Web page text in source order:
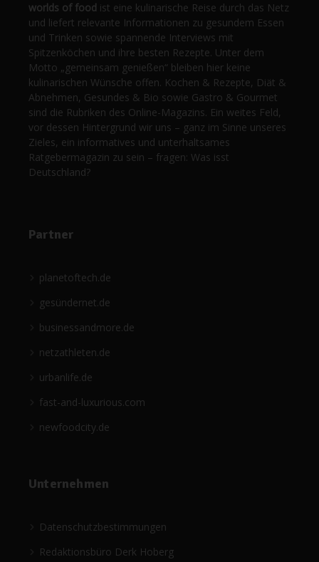
worlds of food ist eine kulinarische Reise durch das Netz
und liefert relevante Informationen zu gesundem Essen
und Trinken sowie spannende Interviews mit
Spitzenköchen und ihre besten Rezepte. Unter dem
Motto „gemeinsam genießen“ bleiben hier keine
kulinarischen Wünsche offen. Kochen & Rezepte, Diät &
Abnehmen, Gesundes & Bio sowie Gastro & Gourmet
sind die Rubriken des Online-Magazins. Ein weites Feld,
vor dessen Hintergrund wir uns – ganz im Sinne unseres
Zieles, ein informatives und unterhaltsames
Ratgebermagazin zu sein – fragen: Was isst
Deutschland?
Partner
planetoftech.de
gesündernet.de
businessandmore.de
netzathleten.de
urbanlife.de
fast-and-luxurious.com
newfoodcity.de
Unternehmen
Datenschutzbestimmungen
Redaktionsbüro Derk Hoberg